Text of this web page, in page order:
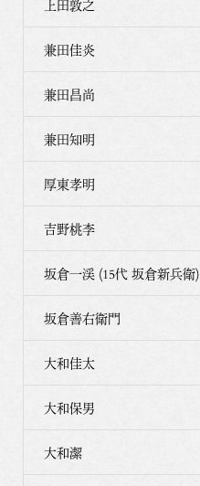
上田敦之
兼田佳炎
兼田昌尚
兼田知明
厚東孝明
吉野桃李
坂倉一渓 (15代 坂倉新兵衛)
坂倉善右衛門
大和佳太
大和保男
大和潔